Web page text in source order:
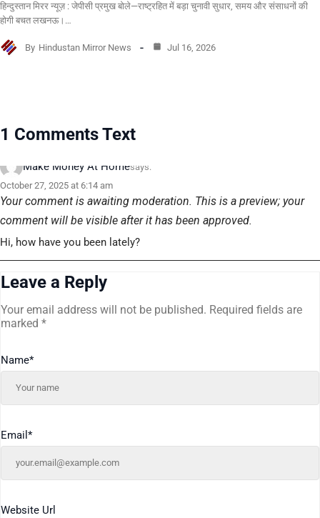
हिन्दुस्तान मिरर न्यूज़ : जेपीसी प्रमुख बोले—राष्ट्रहित में बड़ा चुनावी सुधार, समय और संसाधनों की
होगी बचत लखनऊ।…
By Hindustan Mirror News Jul 16, 2026
1 Comments Text
Make Money At Homesays:
October 27, 2025 at 6:14 am
Your comment is awaiting moderation. This is a preview; your
comment will be visible after it has been approved.
Hi, how have you been lately?​
Leave a Reply
Your email address will not be published. Required fields are
marked *
Name*
Email *
Website Url